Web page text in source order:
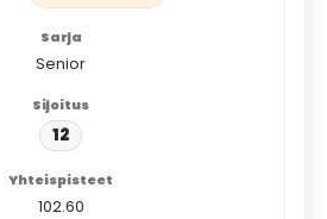
Senior
12
102.60